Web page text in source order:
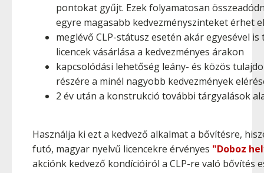
pontokat gyűjt. Ezek folyamatosan
egyre magasabb kedvezményszinteket érhet el
meglévő CLP-státusz esetén akár egyesével
licencek vásárlása a kedvezményes árakon
kapcsolódási lehetőség leány- és közös
részére a minél nagyobb kedvezmények
2 év után a konstrukció további tárgyalások
Használja ki ezt a kedvező alkalmat a bővítésre,
futó, magyar nyelvű licencekre érvényes "Doboz
akciónk kedvező kondícióiról a CLP-re való bővítés